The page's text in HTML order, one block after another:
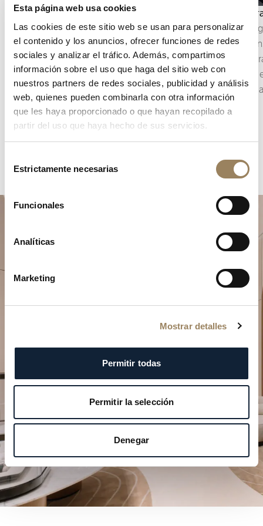
Esta página web usa cookies
Las cookies de este sitio web se usan para personalizar
el contenido y los anuncios, ofrecer funciones de redes
sociales y analizar el tráfico. Además, compartimos
información sobre el uso que haga del sitio web con
nuestros partners de redes sociales, publicidad y análisis
web, quienes pueden combinarla con otra información
que les haya proporcionado o que hayan recopilado a
partir del uso que haya hecho de sus servicios.
Estrictamente necesarias
Funcionales
Analíticas
Marketing
Mostrar detalles
Permitir todas
Permitir la selección
Denegar
Indicación de los segundos
La indicación de los segundos permite seguir
con precisión el transcurso del tiempo. Según la
construcción del movimiento, puede adoptar la
forma de un segundero central o de un
pequeño segundero descentrado, integrado en
la arquitectura de la esfera.
El
de la
inscribe
Planifique su momento de
excepción